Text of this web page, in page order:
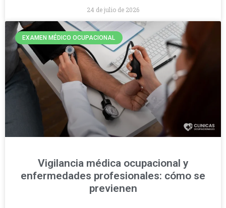
24 de julio de 2026
EXAMEN MÉDICO OCUPACIONAL
Vigilancia médica ocupacional y
enfermedades profesionales: cómo se
previenen